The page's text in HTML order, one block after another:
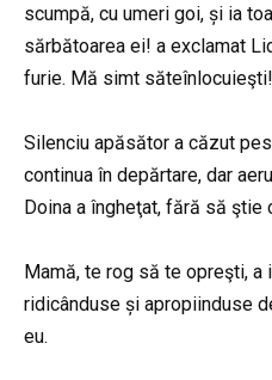
scumpă, cu umeri goi, și ia
sărbătoarea ei! a exclamat
furie. Mă simt săteînlocuieşti!
Silenciu apăsător a căzut
continua în depărtare, dar
Doina a îngheţat, fără să ştie
Mamă, te rog să te opreşti, a
ridicânduse și apropiinduse
eu.